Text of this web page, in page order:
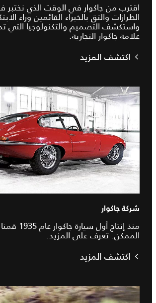
اقترب من جاكوار في الوقت الذي نختبر
الطرازات والتق بالخبراء القائمين وراء
واستكشف التصميم والتكنولوجيا التي
علامة جاكوار التجارية.
اكتشف المزيد
شركة جاكوار
منذ إنتاج
الممكن. تعرف على المزيد.
اكتشف المزيد